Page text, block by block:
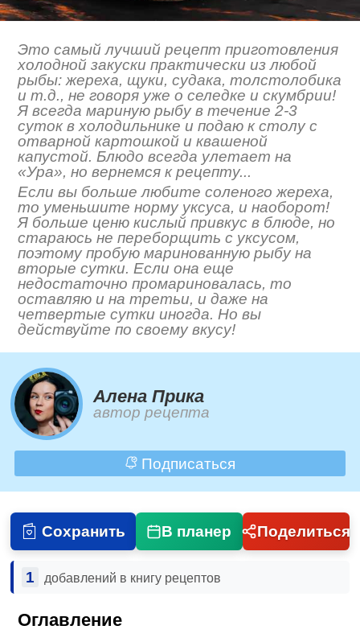
Это самый лучший рецепт приготовления
холодной закуски практически из любой
рыбы: жереха, щуки, судака, толстолобика
и т.д., не говоря уже о селедке и скумбрии!
Я всегда мариную рыбу в течение 2-3
суток в холодильнике и подаю к столу с
отварной картошкой и квашеной
капустой. Блюдо всегда улетает на
«Ура», но вернемся к рецепту...
Если вы больше любите соленого жереха,
то уменьшите норму уксуса, и наоборот!
Я больше ценю кислый привкус в блюде, но
стараюсь не переборщить с уксусом,
поэтому пробую маринованную рыбу на
вторые сутки. Если она еще
недостаточно промариновалась, то
оставляю и на третьи, и даже на
четвертые сутки иногда. Но вы
действуйте по своему вкусу!
Алена Прика
автор рецепта
Подписаться
Сохранить В планер Поделиться
1 добавлений в книгу рецептов
Оглавление